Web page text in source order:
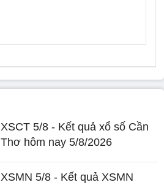
XSCT 5/8 - Kết quả xổ số Cần
Thơ hôm nay 5/8/2026
XSMN 5/8 - Kết quả XSMN